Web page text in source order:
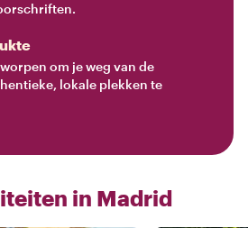
om je weg van de
lokale plekken te
in Madrid